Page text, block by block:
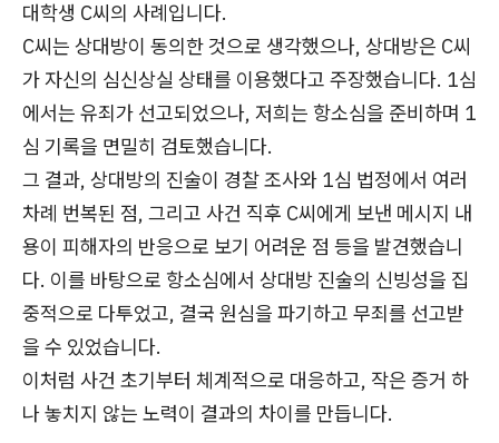
대학생 C씨의 사례입니다.
C씨는 상대방이 동의한 것으로 생각했으나, 상대방은 C씨
가 자신의 심신상실 상태를 이용했다고 주장했습니다. 1심
에서는 유죄가 선고되었으나, 저희는 항소심을 준비하며 1
심 기록을 면밀히 검토했습니다.
그 결과, 상대방의 진술이 경찰 조사와 1심 법정에서 여러
차례 번복된 점, 그리고 사건 직후 C씨에게 보낸 메시지 내
용이 피해자의 반응으로 보기 어려운 점 등을 발견했습니
다. 이를 바탕으로 항소심에서 상대방 진술의 신빙성을 집
중적으로 다투었고, 결국 원심을 파기하고 무죄를 선고받
을 수 있었습니다.
이처럼 사건 초기부터 체계적으로 대응하고, 작은 증거 하
나 놓치지 않는 노력이 결과의 차이를 만듭니다.